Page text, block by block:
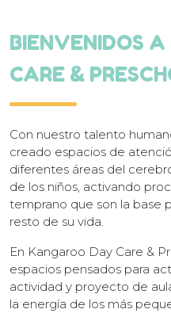
BIENVENIDOS
CARE &
Con nuestro talento
creado espacios de
diferentes áreas del
de los niños, activando
temprano que son la base
resto de su vida.
En Kangaroo Day Care &
espacios pensados para
actividad y proyecto de
la energía de los más